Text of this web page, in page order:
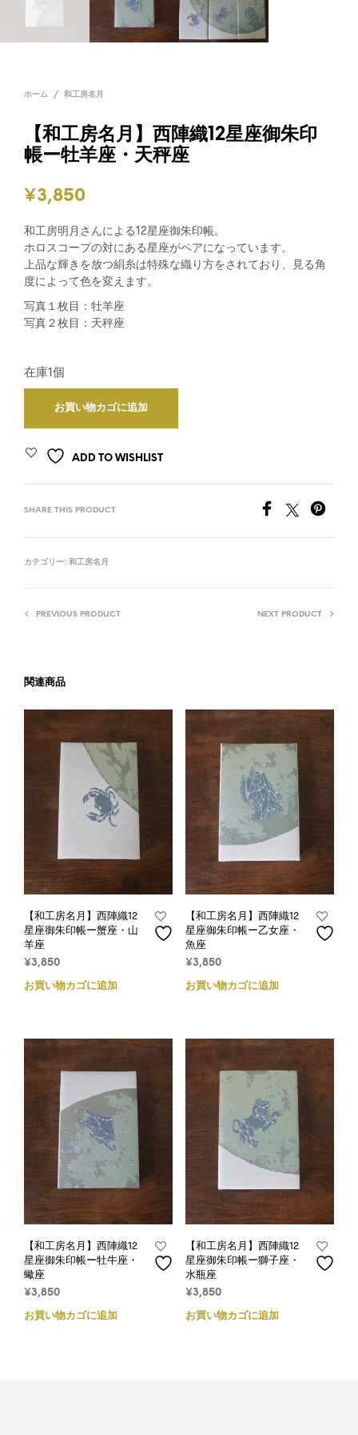
ホーム / 和工房名月
【和工房名月】西陣織12星座御朱印
帳ー牡羊座・天秤座
¥3,850
和工房明月さんによる12星座御朱印帳。
ホロスコープの対にある星座がペアになっています。
上品な輝きを放つ絹糸は特殊な織り方をされており、見る角
度によって色を変えます。
写真１枚目：牡羊座
写真２枚目：天秤座
在庫1個
お買い物カゴに追加
ADD TO WISHLIST
SHARE THIS PRODUCT
カテゴリー: 和工房名月
PREVIOUS PRODUCT NEXT PRODUCT
関連商品
【和工房名月】西陣織12
星座御朱印帳ー蟹座・山
羊座
¥3,850
お買い物カゴに追加
【和工房名月】西陣織12
星座御朱印帳ー乙女座・
魚座
¥3,850
お買い物カゴに追加
【和工房名月】西陣織12
星座御朱印帳ー牡牛座・
蠍座
¥3,850
お買い物カゴに追加
【和工房名月】西陣織12
星座御朱印帳ー獅子座・
水瓶座
¥3,850
お買い物カゴに追加